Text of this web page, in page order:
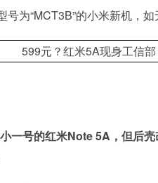
为“MCT3B”的小米新机，如
一号的红米Note 5A，但后